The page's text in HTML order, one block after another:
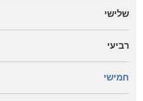
שלישי
רביעי
חמישי